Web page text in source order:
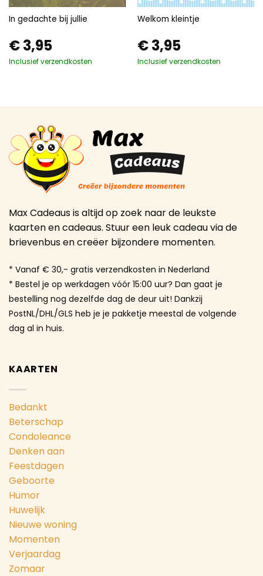
In gedachte bij jullie
€3,95
Inclusief verzendkosten
Welkom kleintje
€3,95
Inclusief verzendkosten
Max Cadeaus is altijd op zoek naar de leukste
kaarten en cadeaus. Stuur een leuk cadeau via de
brievenbus en creëer bijzondere momenten.
* Vanaf € 30,- gratis verzendkosten in Nederland
* Bestel je op werkdagen vóór 15:00 uur? Dan gaat je
bestelling nog dezelfde dag de deur uit! Dankzij
PostNL/DHL/GLS heb je je pakketje meestal de volgende
dag al in huis.
KAARTEN
Bedankt
Beterschap
Condoleance
Denken aan
Feestdagen
Geboorte
Humor
Huwelijk
Nieuwe woning
Momenten
Verjaardag
Zomaar